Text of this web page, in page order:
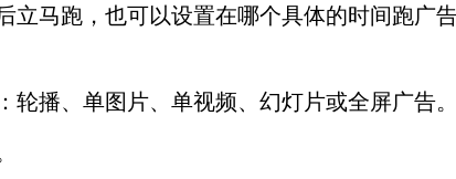
马跑，也可以设置在哪个具体的时间跑广告
播、单图片、单视频、幻灯片或全屏广告。